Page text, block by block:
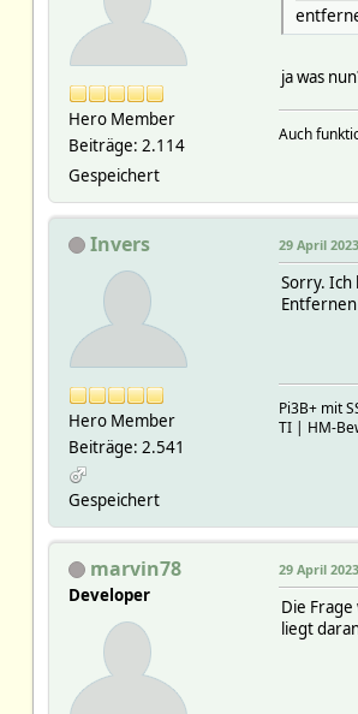
Hero Member
Beiträge: 2.114
Gespeichert
ja was
Auch
Invers
Hero Member
Beiträge: 2.541
Gespeichert
29 April
Sorry. Ich
Pi3B+ mit
TI | HM-
marvin78
Developer
29 April
Die
liegt